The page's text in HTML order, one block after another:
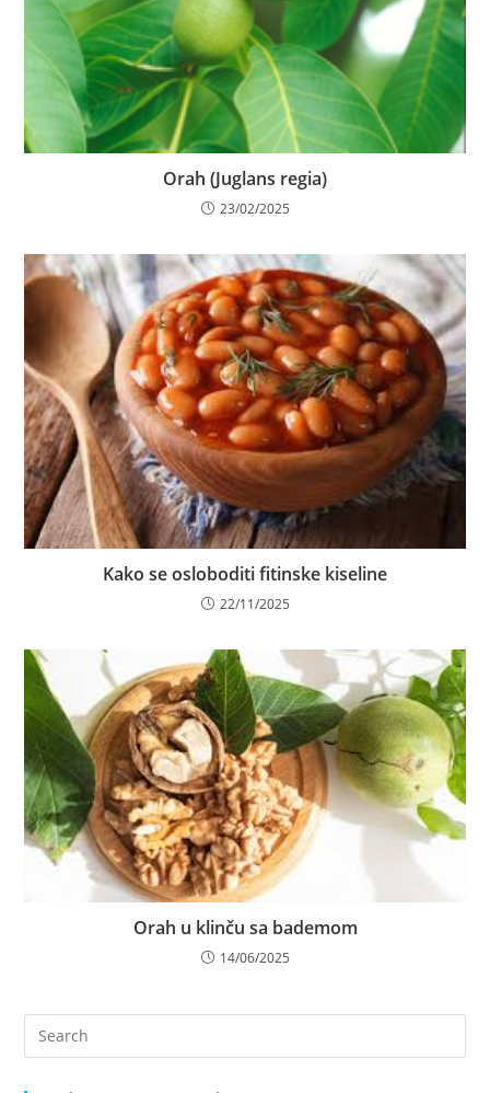
Orah (Juglans regia)
23/02/2025
Kako se osloboditi fitinske kiseline
22/11/2025
Orah u klinču sa bademom
14/06/2025